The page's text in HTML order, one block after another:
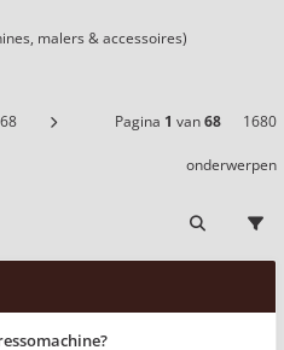
malers & accessoires)
68 Pagina 1 van68 1680
onderwerpen